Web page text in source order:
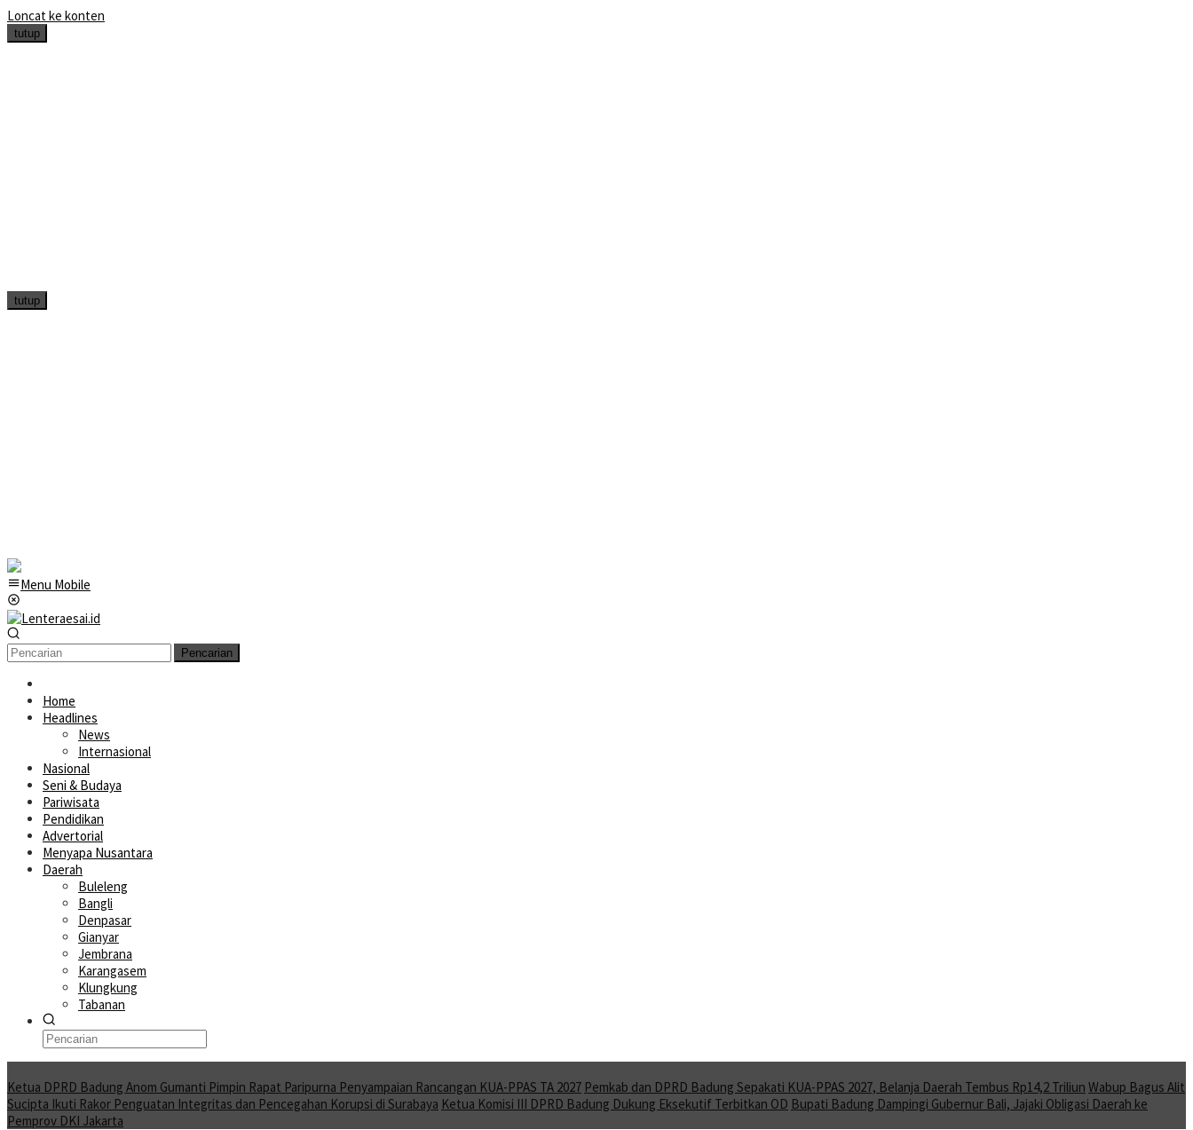
Loncat ke konten
tutup
tutup
Menu Mobile
Pencarian
Home
Headlines
News
Internasional
Nasional
Seni & Budaya
Pariwisata
Pendidikan
Advertorial
Menyapa Nusantara
Daerah
Buleleng
Bangli
Denpasar
Gianyar
Jembrana
Karangasem
Klungkung
Tabanan
Ketua DPRD Badung Anom Gumanti Pimpin Rapat Paripurna Penyampaian Rancangan KUA-PPAS TA 2027 Pemkab dan DPRD Badung Sepakati KUA-PPAS 2027, Belanja Daerah Tembus Rp14,2 Triliun Wabup Bagus Alit
Sucipta Ikuti Rakor Penguatan Integritas dan Pencegahan Korupsi di Surabaya Ketua Komisi III DPRD Badung Dukung Eksekutif Terbitkan OD Bupati Badung Dampingi Gubernur Bali, Jajaki Obligasi Daerah ke
Pemprov DKI Jakarta